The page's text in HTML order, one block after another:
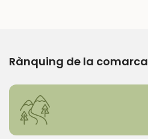
Rànquing de la comarca